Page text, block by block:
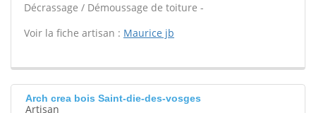
Décrassage / Démoussage de toiture -
Voir la fiche artisan : Maurice jb
Arch crea bois Saint-die-des-vosges
Artisan